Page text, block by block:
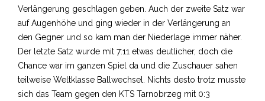
Verlängerung geschlagen geben. Auch der zweite Satz war
auf Augenhöhe und ging wieder in der Verlängerung an
den Gegner und so kam man der Niederlage immer näher.
Der letzte Satz wurde mit 7:11 etwas deutlicher, doch die
Chance war im ganzen Spiel da und die Zuschauer sahen
teilweise Weltklasse Ballwechsel. Nichts desto trotz musste
sich das Team gegen den KTS Tarnobrzeg mit 0:3